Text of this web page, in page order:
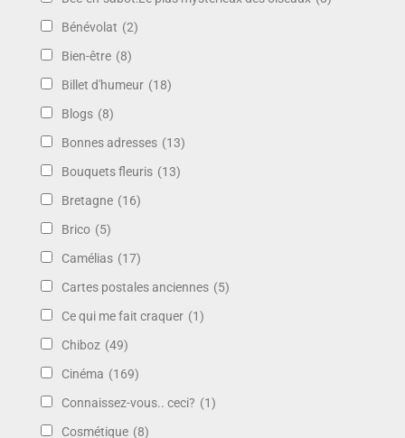
Bénévolat (2)
Bien-être (8)
Billet d'humeur (18)
Blogs (8)
Bonnes adresses (13)
Bouquets fleuris (13)
Bretagne (16)
Brico (5)
Camélias (17)
Cartes postales anciennes (5)
Ce qui me fait craquer (1)
Chiboz (49)
Cinéma (169)
Connaissez-vous.. ceci? (1)
Cosmétique (8)